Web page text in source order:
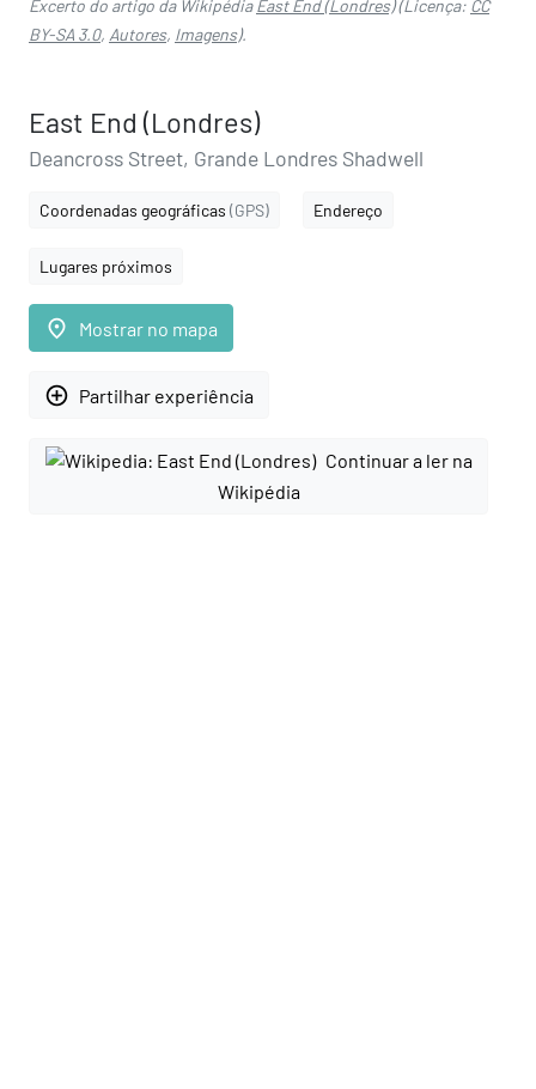
Excerto do artigo da WikipédiaEast End (Londres)(Licença: CC
BY-SA 3.0, Autores, Imagens).
East End (Londres)
Deancross Street, Grande Londres Shadwell
Coordenadas geográficas (GPS) Endereço
Lugares próximos
place Mostrar no mapa
add_circle_outline Partilhar experiência
Continuar a ler na
Wikipédia